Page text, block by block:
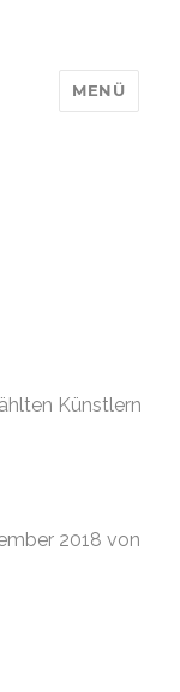
MENÜ
Künstlern
2018 von